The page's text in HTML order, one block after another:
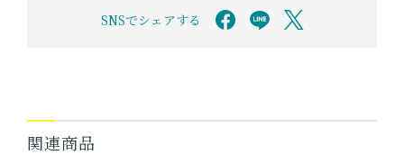
SNSでシェアする
関連商品